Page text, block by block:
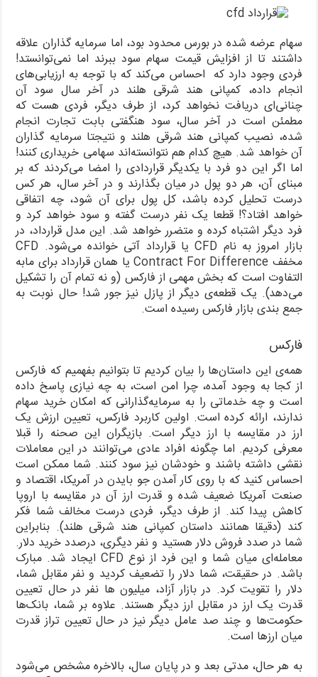
سهام عرضه شده در بورس محدود بود، اما سرمایه گذاران علاقه
داشتند تا از افزایش قیمت سهام سود ببرند اما نمی‌توانستد!
فردی وجود دارد که احساس می‌کند که با توجه به ارزیابی‌های
انجام داده، کمپانی هند شرقی هلند در آخر سال سود آن
چنانی‌ای دریافت نخواهد کرد، از طرف دیگر، فردی هست که
مطمئن است در آخر سال، سود هنگفتی بابت تجارت انجام
شده، نصیب کمپانی هند شرقی هلند و نتیجتا سرمایه گذاران
آن خواهد شد. هیچ کدام هم نتوانسته‌اند سهامی خریداری کنند!
اما اگر این دو فرد با یکدیگر قراردادی را امضا می‌کردند که بر
مبنای آن، هر دو پول در میان بگذارند و در آخر سال، هر کس
درست تحلیل کرده باشد، کل پول برای آن شود، چه اتفاقی
خواهد افتاد؟! قطعا یک نفر درست گفته و سود خواهد کرد و
فرد دیگر اشتباه کرده و متضرر خواهد شد. این مدل قرارداد، در
بازار امروز به نام CFD یا قرارداد آتی خوانده می‌شود. CFD
مخفف Contract For Difference یا همان قرارداد برای مابه
التفاوت است که بخش مهمی از فارکس (و نه تمام آن را تشکیل
می‌دهد). یک قطعه‌ی دیگر از پازل نیز جور شد! حال نوبت به
جمع بندی بازار فارکس رسیده است.
فارکس
همه‌ی این داستان‌ها را بیان کردیم تا بتوانیم بفهمیم که فارکس
از کجا به وجود آمده، چرا امن است، به چه نیازی پاسخ داده
است و چه خدماتی را به سرمایه‌گذارانی که امکان خرید سهام
ندارند، ارائه کرده است. اولین کاربرد فارکس، تعیین ارزش یک
ارز در مقایسه با ارز دیگر است. بازیگران این صحنه را قبلا
معرفی کردیم. اما چگونه افراد عادی می‌توانند در این معاملات
نقشی داشته باشند و خودشان نیز سود کنند. شما ممکن است
احساس کنید که با روی کار آمدن جو بایدن در آمریکا، اقتصاد و
صنعت آمریکا ضعیف شده و قدرت ارز آن در مقایسه با اروپا
کاهش پیدا کند. از طرف دیگر، فردی درست مخالف شما فکر
کند (دقیقا همانند داستان کمپانی هند شرقی هلند). بنابراین
شما در صدد فروش دلار هستید و نفر دیگری، درصدد خرید دلار.
معامله‌ای میان شما و این فرد از نوع CFD ایجاد شد. مبارک
باشد. در حقیقت، شما دلار را تضعیف کردید و نفر مقابل شما،
دلار را تقویت کرد. در بازار آزاد، میلیون ها نفر در حال تعیین
قدرت یک ارز در مقابل ارز دیگر هستند. علاوه بر شما، بانک‌ها
حکومت‌ها و چند صد عامل دیگر نیز در حال تعیین تراز قدرت
میان ارزها است.
به هر حال، مدتی بعد و در پایان سال، بالاخره مشخص می‌شود